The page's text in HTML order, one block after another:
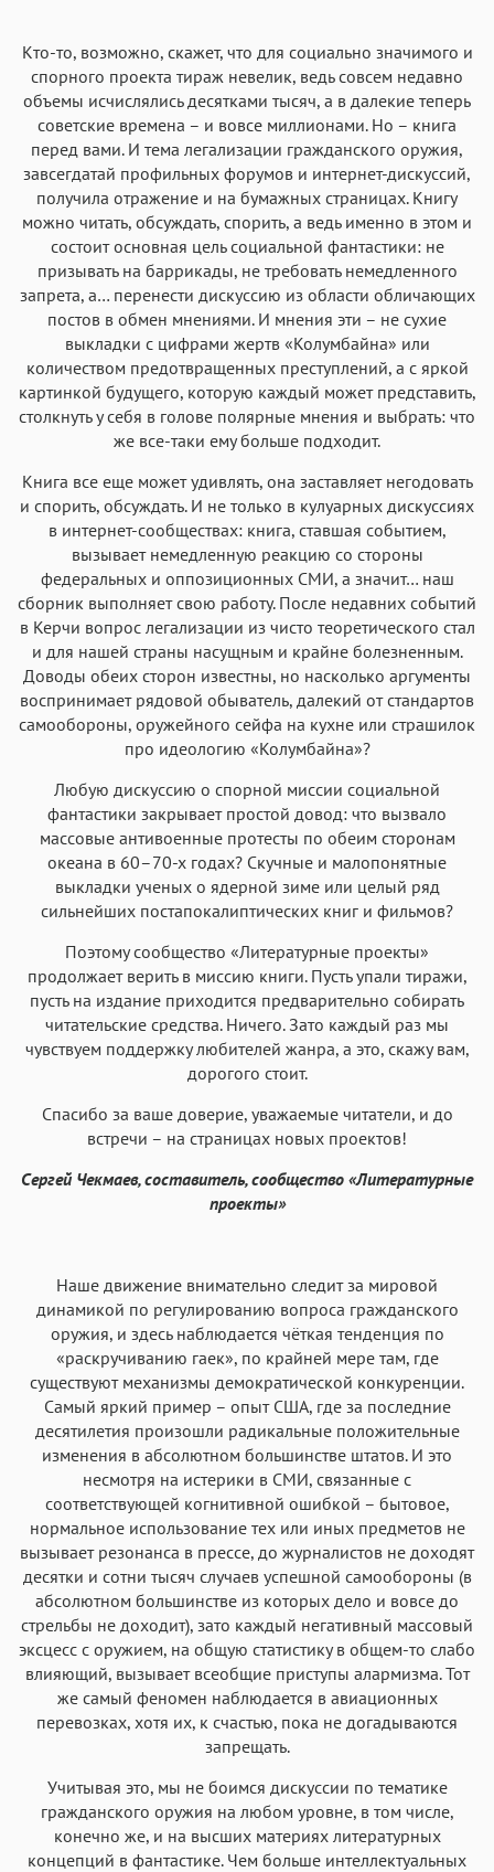
Кто-то, возможно, скажет, что для социально значимого и
спорного проекта тираж невелик, ведь совсем недавно
объемы исчислялись десятками тысяч, а в далекие теперь
советские времена – и вовсе миллионами. Но – книга
перед вами. И тема легализации гражданского оружия,
завсегдатай профильных форумов и интернет-дискуссий,
получила отражение и на бумажных страницах. Книгу
можно читать, обсуждать, спорить, а ведь именно в этом и
состоит основная цель социальной фантастики: не
призывать на баррикады, не требовать немедленного
запрета, а… перенести дискуссию из области обличающих
постов в обмен мнениями. И мнения эти – не сухие
выкладки с цифрами жертв «Колумбайна» или
количеством предотвращенных преступлений, а с яркой
картинкой будущего, которую каждый может представить,
столкнуть у себя в голове полярные мнения и выбрать: что
же все-таки ему больше подходит.
Книга все еще может удивлять, она заставляет негодовать
и спорить, обсуждать. И не только в кулуарных дискуссиях
в интернет-сообществах: книга, ставшая событием,
вызывает немедленную реакцию со стороны
федеральных и оппозиционных СМИ, а значит… наш
сборник выполняет свою работу. После недавних событий
в Керчи вопрос легализации из чисто теоретического стал
и для нашей страны насущным и крайне болезненным.
Доводы обеих сторон известны, но насколько аргументы
воспринимает рядовой обыватель, далекий от стандартов
самообороны, оружейного сейфа на кухне или страшилок
про идеологию «Колумбайна»?
Любую дискуссию о спорной миссии социальной
фантастики закрывает простой довод: что вызвало
массовые антивоенные протесты по обеим сторонам
океана в 60–70-х годах? Скучные и малопонятные
выкладки ученых о ядерной зиме или целый ряд
сильнейших постапокалиптических книг и фильмов?
Поэтому сообщество «Литературные проекты»
продолжает верить в миссию книги. Пусть упали тиражи,
пусть на издание приходится предварительно собирать
читательские средства. Ничего. Зато каждый раз мы
чувствуем поддержку любителей жанра, а это, скажу вам,
дорогого стоит.
Спасибо за ваше доверие, уважаемые читатели, и до
встречи – на страницах новых проектов!
Сергей Чекмаев, составитель, сообщество «Литературные
проекты»
Наше движение внимательно следит за мировой
динамикой по регулированию вопроса гражданского
оружия, и здесь наблюдается чёткая тенденция по
«раскручиванию гаек», по крайней мере там, где
существуют механизмы демократической конкуренции.
Самый яркий пример – опыт США, где за последние
десятилетия произошли радикальные положительные
изменения в абсолютном большинстве штатов. И это
несмотря на истерики в СМИ, связанные с
соответствующей когнитивной ошибкой – бытовое,
нормальное использование тех или иных предметов не
вызывает резонанса в прессе, до журналистов не доходят
десятки и сотни тысяч случаев успешной самообороны (в
абсолютном большинстве из которых дело и вовсе до
стрельбы не доходит), зато каждый негативный массовый
эксцесс с оружием, на общую статистику в общем-то слабо
влияющий, вызывает всеобщие приступы алармизма. Тот
же самый феномен наблюдается в авиационных
перевозках, хотя их, к счастью, пока не догадываются
запрещать.
Учитывая это, мы не боимся дискуссии по тематике
гражданского оружия на любом уровне, в том числе,
конечно же, и на высших материях литературных
концепций в фантастике. Чем больше интеллектуальных